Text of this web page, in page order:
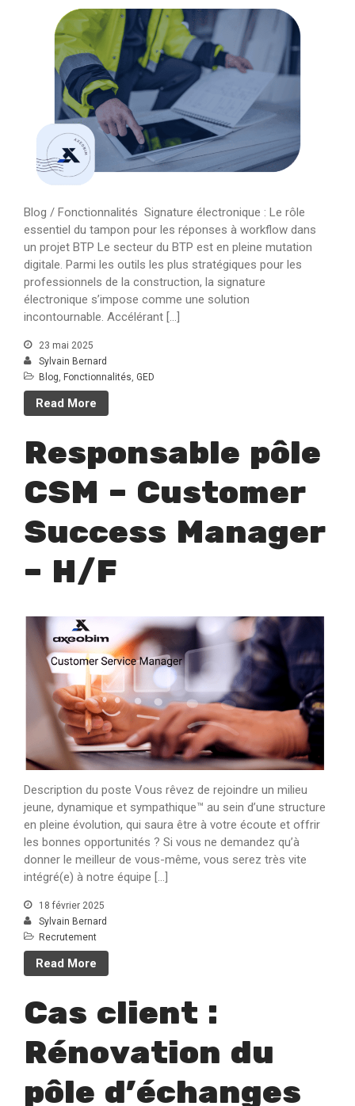
Événements
Webinars
Références
Blog AxeoBIM
Obtenir un devis
Pourquoi AxeoBIM ?
Cas Client : La centrale
thermique ATINKOU
Les tendances du secteur du
BTP en 2025
Blog / Fonctionnalités Signature électronique : Le rôle
essentiel du tampon pour les réponses à workflow dans
un projet BTP Le secteur du BTP est en pleine mutation
digitale. Parmi les outils les plus stratégiques pour les
professionnels de la construction, la signature
électronique s’impose comme une solution
incontournable. Accélérant […]
23 mai 2025
Sylvain Bernard
Blog, Fonctionnalités, GED
Read More
Responsable pôle
CSM – Customer
Success Manager
– H/F
Description du poste Vous rêvez de rejoindre un milieu
jeune, dynamique et sympathique™ au sein d’une structure
en pleine évolution, qui saura être à votre écoute et offrir
les bonnes opportunités ? Si vous ne demandez qu’à
donner le meilleur de vous-même, vous serez très vite
intégré(e) à notre équipe […]
18 février 2025
Sylvain Bernard
Recrutement
Read More
Cas client :
Rénovation du
pôle d’échanges